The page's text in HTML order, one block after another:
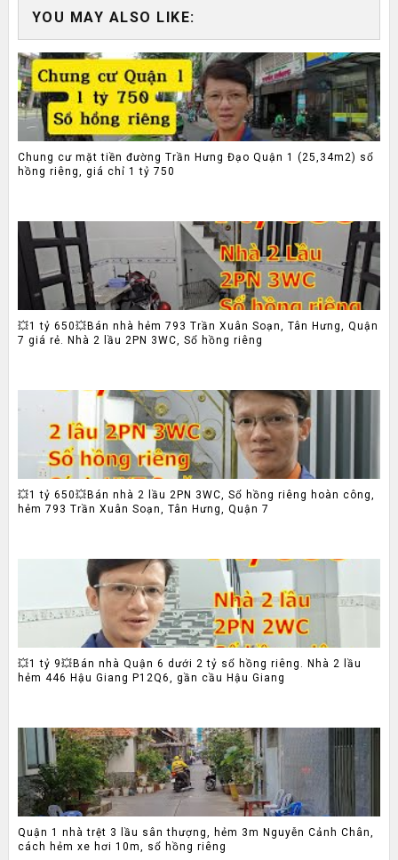
YOU MAY ALSO LIKE:
Chung cư mặt tiền đường Trần Hưng Đạo Quận 1 (25,34m2) sổ
hồng riêng, giá chỉ 1 tỷ 750
💥1 tỷ 650💥Bán nhà hẻm 793 Trần Xuân Soạn, Tân Hưng, Quận
7 giá rẻ. Nhà 2 lầu 2PN 3WC, Sổ hồng riêng
💥1 tỷ 650💥Bán nhà 2 lầu 2PN 3WC, Sổ hồng riêng hoàn công,
hẻm 793 Trần Xuân Soạn, Tân Hưng, Quận 7
💥1 tỷ 9💥Bán nhà Quận 6 dưới 2 tỷ sổ hồng riêng. Nhà 2 lầu
hẻm 446 Hậu Giang P12Q6, gần cầu Hậu Giang
Quận 1 nhà trệt 3 lầu sân thượng, hẻm 3m Nguyễn Cảnh Chân,
cách hẻm xe hơi 10m, sổ hồng riêng